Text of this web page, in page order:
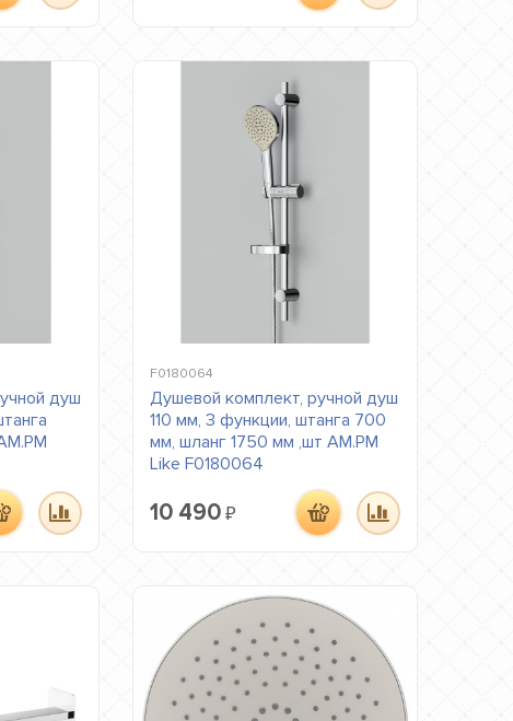
душ
F0180064
Душевой комплект, ручной душ
110 мм, 3 функции, штанга 700
мм, шланг 1750 мм ,шт AM.PM
Like F0180064
10 490 ₽